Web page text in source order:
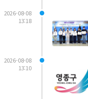
2026-08-08
13:18
2026-08-08
13:10